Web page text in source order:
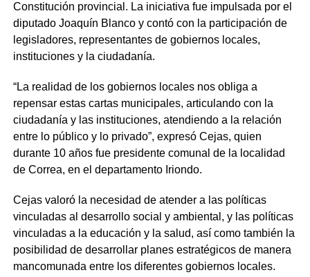
Constitución provincial. La iniciativa fue impulsada por el
diputado Joaquín Blanco y contó con la participación de
legisladores, representantes de gobiernos locales,
instituciones y la ciudadanía.
“La realidad de los gobiernos locales nos obliga a
repensar estas cartas municipales, articulando con la
ciudadanía y las instituciones, atendiendo a la relación
entre lo público y lo privado”, expresó Cejas, quien
durante 10 años fue presidente comunal de la localidad
de Correa, en el departamento Iriondo.
Cejas valoró la necesidad de atender a las políticas
vinculadas al desarrollo social y ambiental, y las políticas
vinculadas a la educación y la salud, así como también la
posibilidad de desarrollar planes estratégicos de manera
mancomunada entre los diferentes gobiernos locales.